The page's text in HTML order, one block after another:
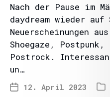
Nach der Pause im
daydream wieder auf
Neuerscheinungen
Shoegaze,
Postrock.
un…
12. April 2023